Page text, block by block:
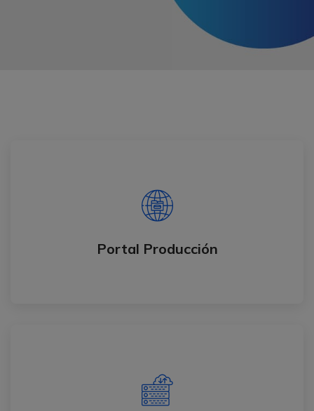
Portal Producción
Ingresa al portal de producción para emitir
documentos ante la DIAN.
Realiza tus pruebas en el portal DEMO